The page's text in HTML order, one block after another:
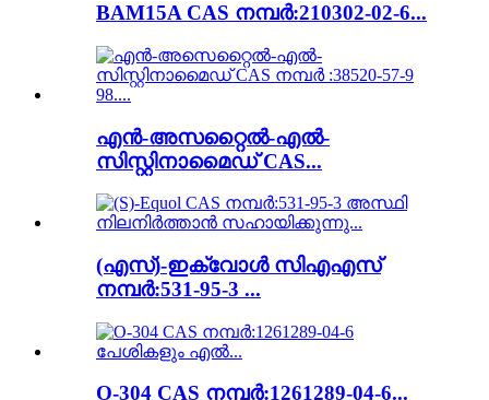
BAM15A CAS നമ്പർ:210302-02-6...
എൻ-അസറ്റൈൽ-എൽ-
സിസ്റ്റിനാമൈഡ് CAS...
(എസ്)-ഇക്വോൾ സിഎഎസ്
നമ്പർ:531-95-3 ...
O-304 CAS നമ്പർ:1261289-04-6...